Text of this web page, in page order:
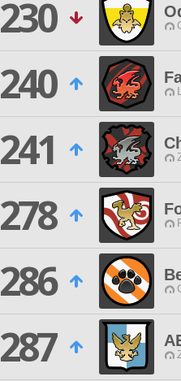
230
240
241
278
286
287